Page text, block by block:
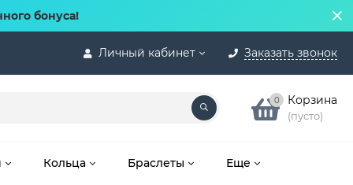
бонуса!
Личный кабинет Заказать звонок
0 Корзина
(пусто)
Кольца Браслеты Еще